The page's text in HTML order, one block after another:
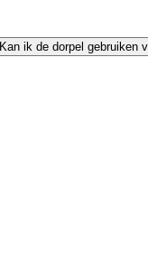
Kan ik de dorpel gebruiken